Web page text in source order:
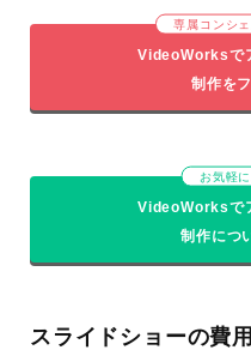
専属コンシ
VideoWorksで
制作を
お気軽
VideoWorksで
制作につ
スライドショーの費